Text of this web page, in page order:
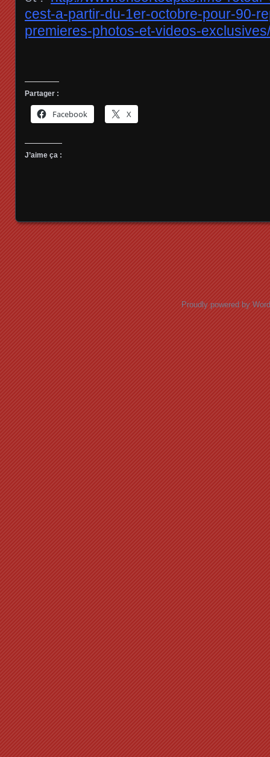
cest-a-partir-du-1er-octobre-pour-90-
premieres-photos-et-videos-exclusives/
Partager :
Facebook X
J’aime ça :
Proudly powered by